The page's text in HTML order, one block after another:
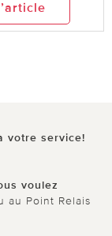
votre service!
voulez
au Point Relais